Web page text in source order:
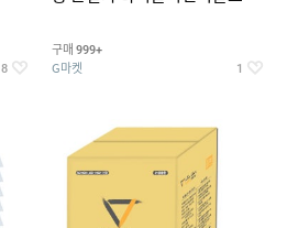
8
구매 999+
G마켓 1